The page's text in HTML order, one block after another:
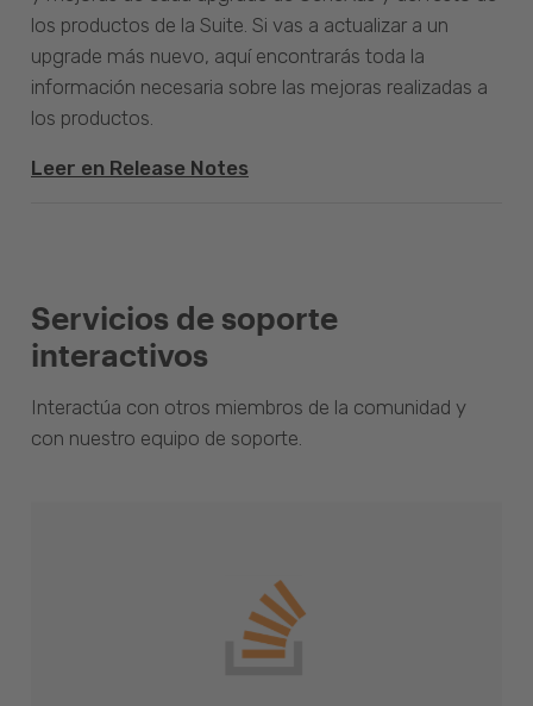
los productos de la Suite. Si vas a actualizar a un
upgrade más nuevo, aquí encontrarás toda la
información necesaria sobre las mejoras realizadas a
los productos.
Leer en Release Notes
Servicios de soporte
interactivos
Interactúa con otros miembros de la comunidad y
con nuestro equipo de soporte.